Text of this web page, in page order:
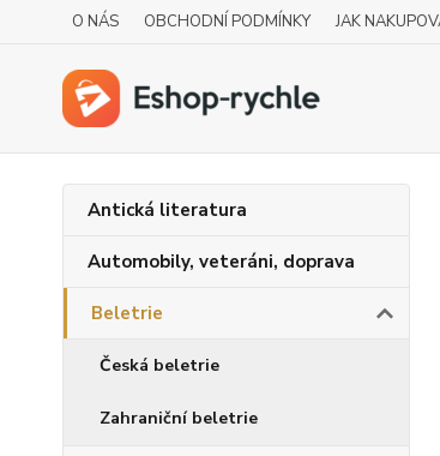
O NÁS OBCHODNÍ PODMÍNKY JAK
Antická literatura
Automobily, veteráni, doprava
Beletrie
Česká beletrie
Zahraniční beletrie